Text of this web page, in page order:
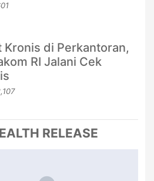
Kronis di Perkantoran,
RI Jalani Cek
RELEASE